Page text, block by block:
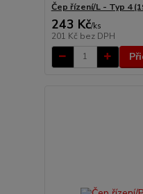
Čep řízení/L - Typ 4
243 Kč/ks
201 Kč bez DPH